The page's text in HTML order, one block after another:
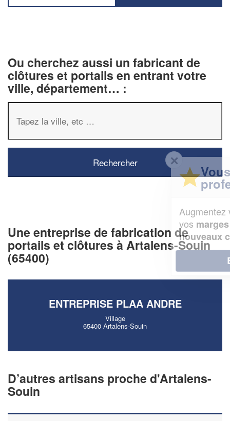
Ou cherchez aussi un fabricant de
clôtures et portails en entrant votre
ville, département… :
Une entreprise de fabrication de
portails et clôtures à Artalens-Souin
(65400)
ENTREPRISE PLAA ANDRE
Village
65400 Artalens-Souin
D’autres artisans proche d'Artalens-
Souin
Vous êtes un
chiffre d'affaireset
tout en gagnant de
nouveaux clients!